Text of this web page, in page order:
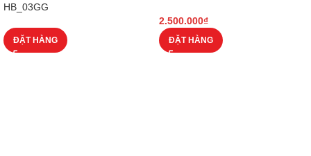
HB_03GG
ĐẶT HÀNG
2.500.000₫
ĐẶT HÀNG